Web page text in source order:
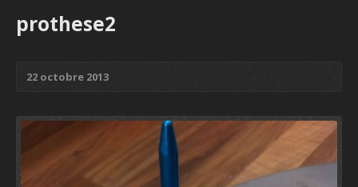
prothese2
22 octobre 2013